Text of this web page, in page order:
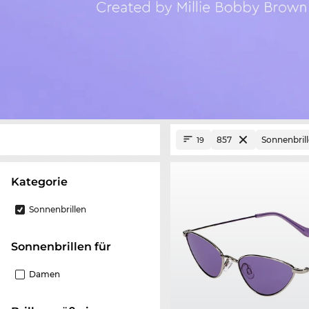
Kategorie
Sonnenbrillen
Sonnenbrillen für
Damen
19 857